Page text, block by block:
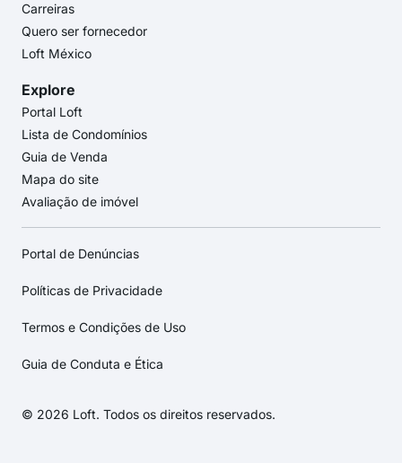
Carreiras
Quero ser fornecedor
Loft México
Explore
Portal Loft
Lista de Condomínios
Guia de Venda
Mapa do site
Avaliação de imóvel
Portal de Denúncias
Políticas de Privacidade
Termos e Condições de Uso
Guia de Conduta e Ética
© 2026 Loft. Todos os direitos reservados.